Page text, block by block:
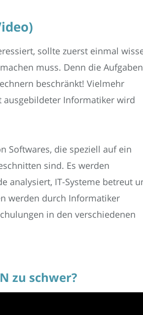
sollte zuerst einmal
muss. Denn die Aufgaben
beschränkt! Vielmehr
ausgebildeter Informatiker wird
Softwares, die speziell auf ein
sind. Es werden
analysiert, IT-Systeme betreut
werden durch Informatiker
in den verschiedenen
zu schwer?